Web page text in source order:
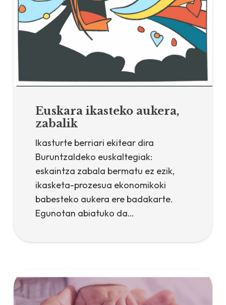
Euskara ikasteko aukera,
zabalik
Ikasturte berriari ekitear dira
Buruntzaldeko euskaltegiak:
eskaintza zabala bermatu ez ezik,
ikasketa-prozesua ekonomikoki
babesteko aukera ere badakarte.
Egunotan abiatuko da…